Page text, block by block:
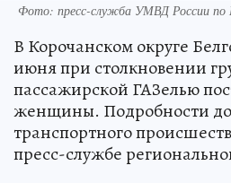
Фото: пресс-служба УМВД России по
В Корочанском округе
июня при столкновении
пассажирской ГАЗелью
женщины. Подробности
транспортного
пресс-службе